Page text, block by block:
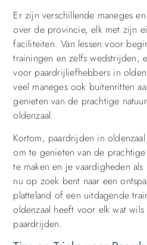
Er zijn verschillende maneges
over de provincie, elk met zijn
faciliteiten. Van lessen voor
trainingen en zelfs wedstrijden,
voor paardrijliefhebbers in
veel maneges ook buitenritten
genieten van de prachtige
oldenzaal.
Kortom, paardrijden in
om te genieten van de
te maken en je vaardigheden
nu op zoek bent naar een
platteland of een uitdagende
oldenzaal heeft voor elk wat
paardrijden.